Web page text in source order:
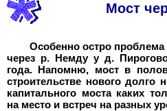
Мост
Особенно остро проблема
через р. Немду у д.
года. Напомню, мост в
строительстве нового долго
капитального моста каких
на место и встреч на разных